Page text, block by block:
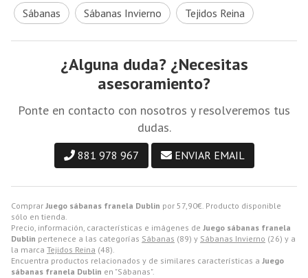
Comprar Juego sábanas franela Dublin por 57,90€. Producto disponible
sólo en tienda.
Precio, información, características e imágenes de Juego sábanas franela
Dublin pertenece a las categorías Sábanas (89) y Sábanas Invierno (26) y a
la marca Tejidos Reina (48).
Encuentra productos relacionados y de similares características a Juego
sábanas franela Dublin en "Sábanas".
Sábanas
Sábanas Invierno Tejidos Reina
¿Alguna duda? ¿Necesitas
asesoramiento?
Ponte en contacto con nosotros y resolveremos tus
dudas.
881 978 967 ENVIAR EMAIL